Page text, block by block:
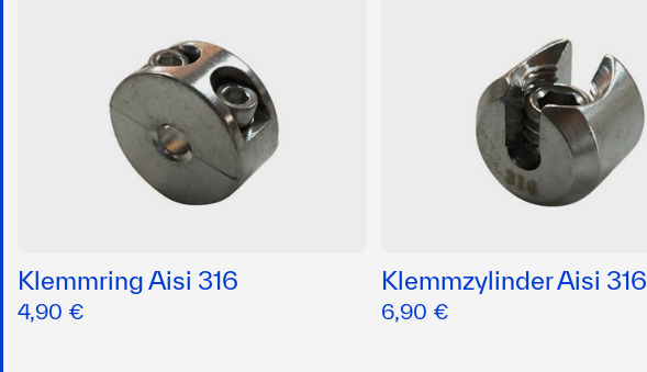
Klemmring Aisi 316
4,90 €
Klemmzylinder Aisi 316
6,90 €